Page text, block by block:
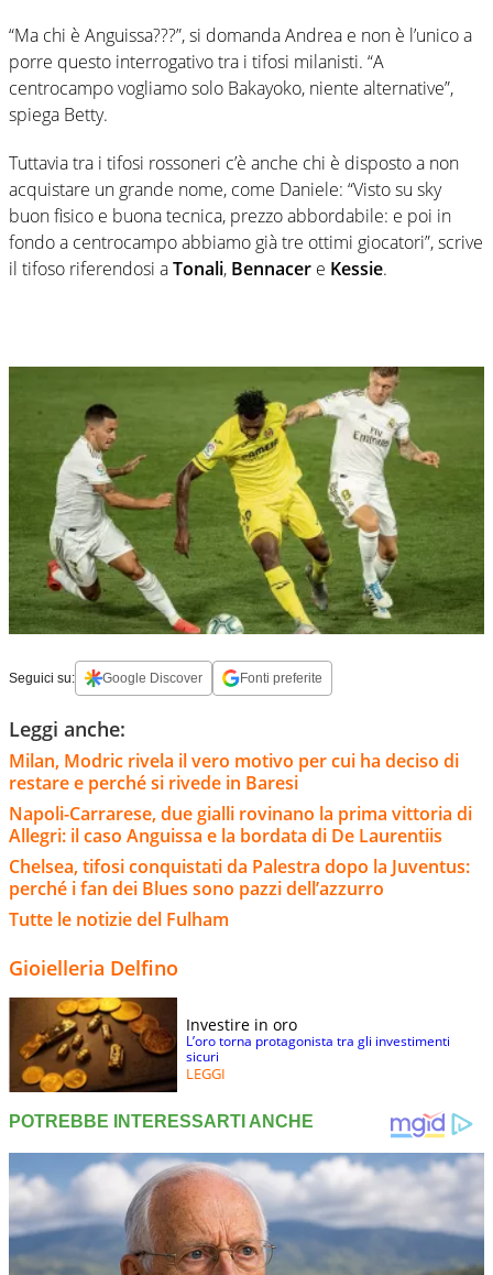
“Ma chi è Anguissa???”, si domanda Andrea e non è l’unico a
porre questo interrogativo tra i tifosi milanisti. “A
centrocampo vogliamo solo Bakayoko, niente alternative”,
spiega Betty.
Tuttavia tra i tifosi rossoneri c’è anche chi è disposto a non
acquistare un grande nome, come Daniele: “Visto su sky
buon fisico e buona tecnica, prezzo abbordabile: e poi in
fondo a centrocampo abbiamo già tre ottimi giocatori”, scrive
il tifoso riferendosi aTonali, Bennacer e Kessie.
Seguici su: Google Discover Fonti preferite
Leggi anche:
Milan, Modric rivela il vero motivo per cui ha deciso di
restare e perché si rivede in Baresi
Napoli-Carrarese, due gialli rovinano la prima vittoria di
Allegri: il caso Anguissa e la bordata di De Laurentiis
Chelsea, tifosi conquistati da Palestra dopo la Juventus:
perché i fan dei Blues sono pazzi dell’azzurro
Tutte le notizie del Fulham
Gioielleria Delfino
Investire in oro
L’oro torna protagonista tra gli investimenti
sicuri
LEGGI